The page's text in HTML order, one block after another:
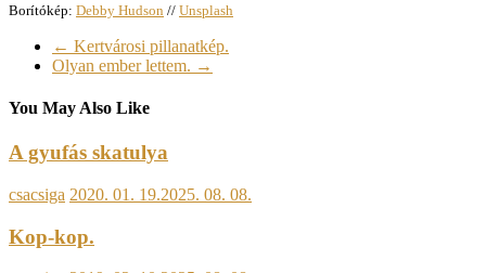
Borítókép: Debby Hudson // Unsplash
← Kertvárosi pillanatkép.
Olyan ember lettem. →
You May Also Like
A gyufás skatulya
csacsiga 2020. 01. 19.2025. 08. 08.
Kop-kop.